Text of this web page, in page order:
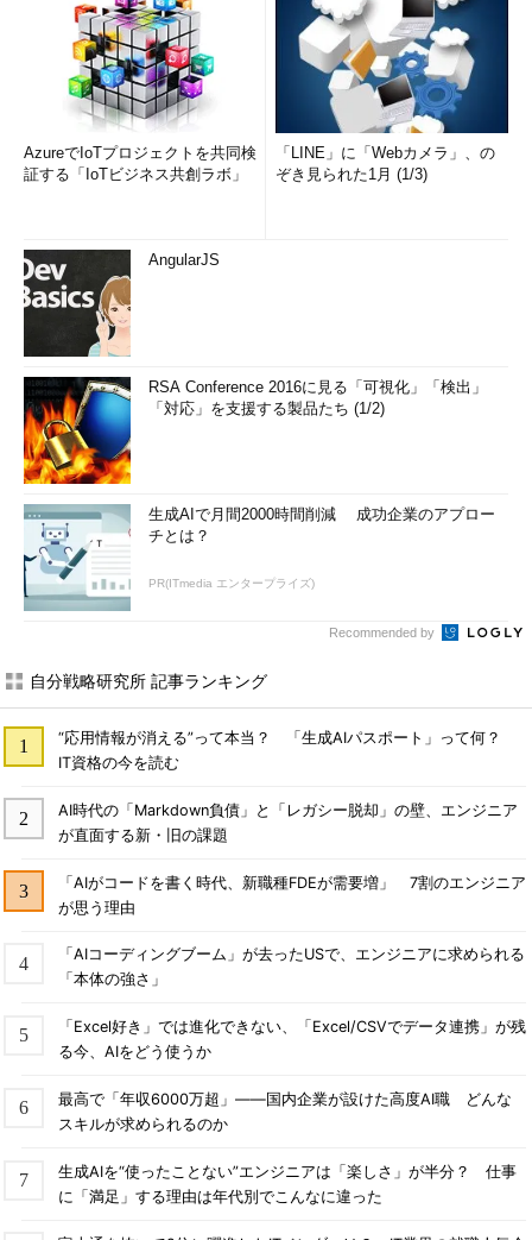
AzureでIoTプロジェクトを共同検
証する「IoTビジネス共創ラボ」
「LINE」に「Webカメラ」、の
ぞき見られた1月 (1/3)
AngularJS
RSA Conference 2016に見る「可視化」「検出」
「対応」を支援する製品たち (1/2)
生成AIで月間2000時間削減 成功企業のアプロー
チとは？
PR(ITmedia エンタープライズ)
Recommended by
自分戦略研究所 記事ランキング
“応用情報が消える”って本当？ 「生成AIパスポート」って何？
IT資格の今を読む
AI時代の「Markdown負債」と「レガシー脱却」の壁、エンジニア
が直面する新・旧の課題
「AIがコードを書く時代、新職種FDEが需要増」 7割のエンジニア
が思う理由
「AIコーディングブーム」が去ったUSで、エンジニアに求められる
「本体の強さ」
「Excel好き」では進化できない、「Excel/CSVでデータ連携」が残
る今、AIをどう使うか
最高で「年収6000万超」――国内企業が設けた高度AI職 どんな
スキルが求められるのか
生成AIを“使ったことない”エンジニアは「楽しさ」が半分？ 仕事
に「満足」する理由は年代別でこんなに違った